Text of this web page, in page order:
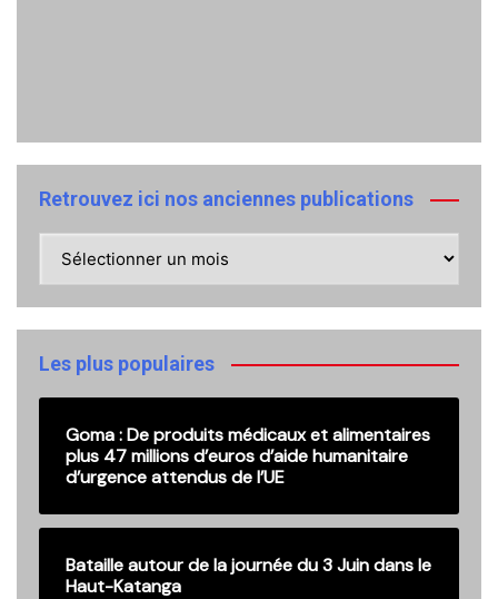
Retrouvez ici nos anciennes publications
anciennes
publications
Les plus populaires
Goma : De produits médicaux et alimentaires
plus 47 millions d’euros d’aide humanitaire
d’urgence attendus de l’UE
Bataille autour de la journée du 3 Juin dans le
Haut-Katanga